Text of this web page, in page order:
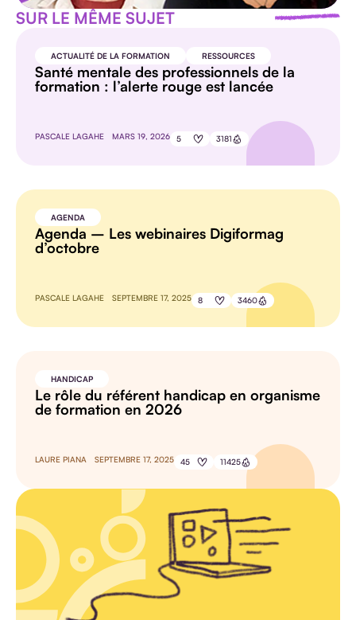
SUR LE MÊME SUJET
ACTUALITÉ DE LA FORMATION RESSOURCES
Santé mentale des professionnels de la
formation : l’alerte rouge est lancée
PASCALE LAGAHE MARS 19, 2026 5 3181
AGENDA
Agenda – Les webinaires Digiformag
d’octobre
PASCALE LAGAHE SEPTEMBRE 17, 2025 8 3460
HANDICAP
Le rôle du référent handicap en organisme
de formation en 2026
LAURE PIANA SEPTEMBRE 17, 2025 45 11425